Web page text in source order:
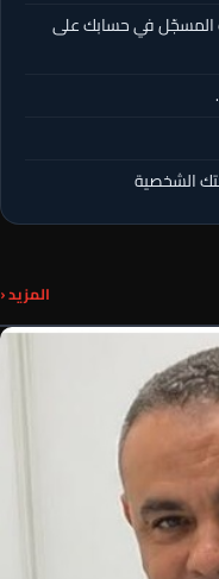
المسجّل في حسابك على
الشخصية
المزيد ‹